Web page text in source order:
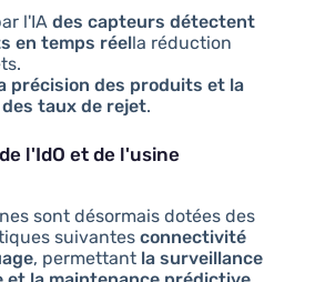
l'IA des capteurs détectent
en temps réella réduction
précision des produits et la
taux de rejet.
l'IdO et de l'usine
sont désormais dotées des
suivantes connectivité
, permettant la surveillance